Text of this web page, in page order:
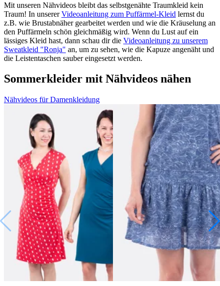
Mit unseren Nähvideos bleibt das selbstgenähte Traumkleid kein
Traum! In unsererVideoanleitung zum Puffärmel-Kleid lernst du
z.B. wie Brustabnäher gearbeitet werden und wie die Kräuselung an
den Puffärmeln schön gleichmäßig wird. Wenn du Lust auf ein
lässiges Kleid hast, dann schau dir die Videoanleitung zu unserem
Sweatkleid "Ronja" an, um zu sehen, wie die Kapuze angenäht und
die Leistentaschen sauber eingesetzt werden.
Sommerkleider mit Nähvideos nähen
Nähvideos für Damenkleidung